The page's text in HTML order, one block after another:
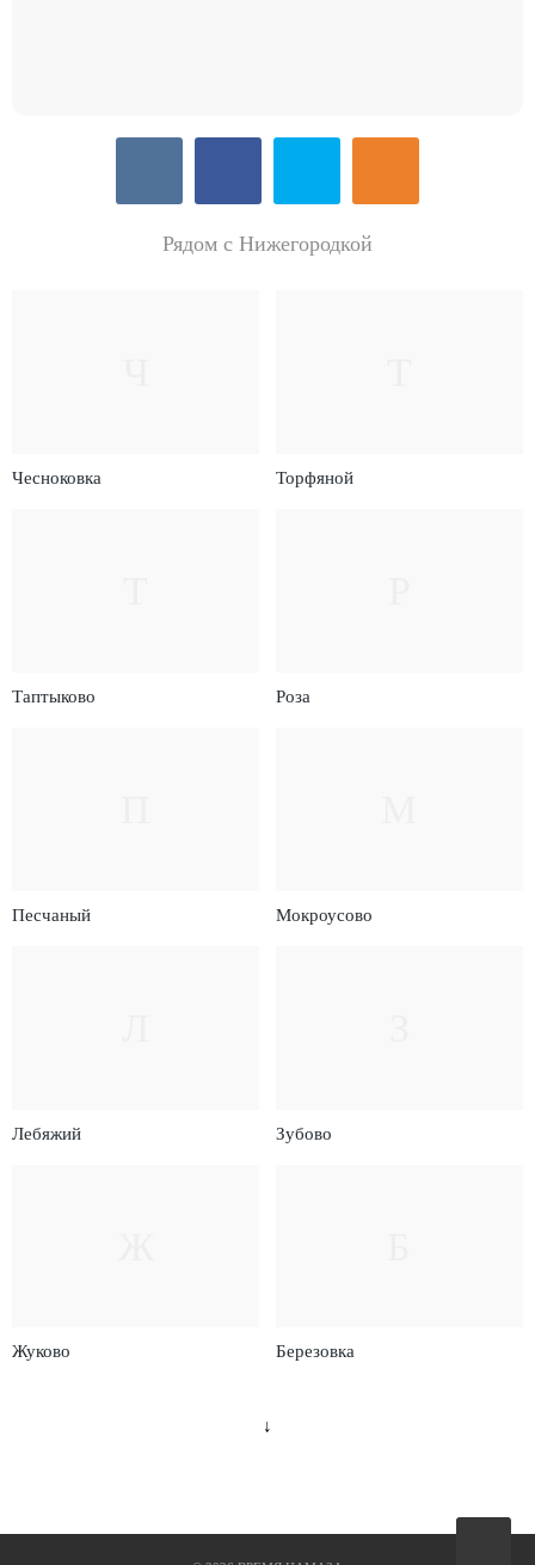
Рядом с Нижегородкой
Чесноковка Торфяной
Таптыково Роза
Песчаный Мокроусово
Лебяжий Зубово
Жуково Березовка
↓